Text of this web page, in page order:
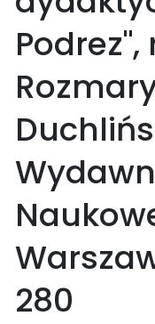
Podrez",
280